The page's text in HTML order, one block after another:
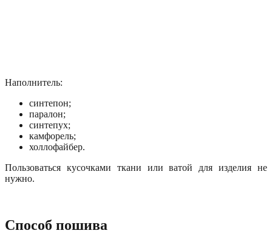
Наполнитель:
синтепон;
паралон;
синтепух;
камфорель;
холлофайбер.
Пользоваться кусочками ткани или ватой для изделия не
нужно.
Способ пошива